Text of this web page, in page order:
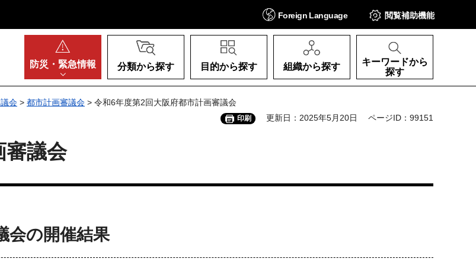
Foreign Language 閲覧補助機能
防災・ 緊急情報 分類から探す 目的から探す 組織から探す
キーワードから
探す
会 > 都市計画審議会 > 令和6年度第2回大阪府都市計画審議会
印刷 更新日：2025年5月20日 ページID：99151
審議会
会の開催結果